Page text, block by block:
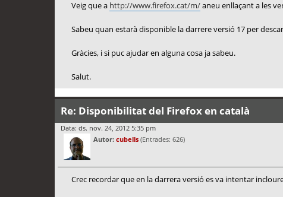
Veig que a http://www.firefox.cat/m/aneu enllaçant a les
Sabeu quan estarà disponible la darrere versió 17 per
Gràcies, i si puc ajudar en alguna cosa ja sabeu.
Salut.
Re: Disponibilitat del Firefox en català
Data: ds. nov. 24, 2012 5:35 pm
Autor: cubells (Entrades: 626)
Crec recordar que en la darrera versió es va intentar